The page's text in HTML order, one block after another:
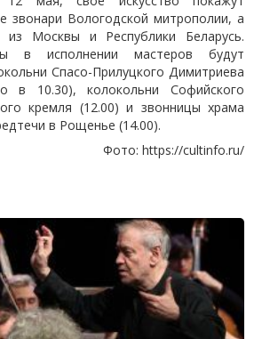
звонари Вологодской митрополии, а
из Москвы и Республики Беларусь.
в исполнении мастеров будут
Спасо-Прилуцкого Димитриева
в 10.30), колокольни Софийского
кремля (12.00) и звонницы храма
в Рощенье (14.00).
Фото: https://cultinfo.ru/